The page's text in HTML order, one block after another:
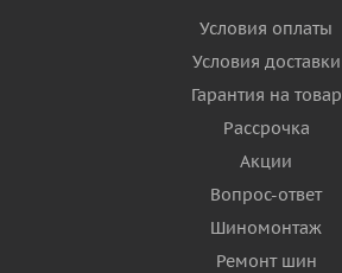
Условия оплаты
Условия доставки
Гарантия на товар
Рассрочка
Акции
Вопрос-ответ
Шиномонтаж
Ремонт шин